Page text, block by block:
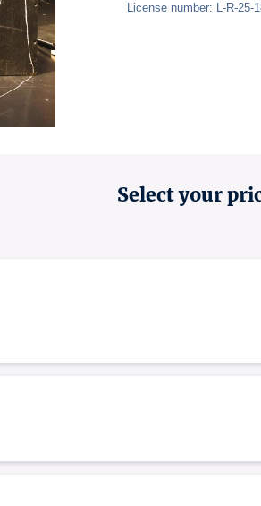
License number: L-R-25-
Select your